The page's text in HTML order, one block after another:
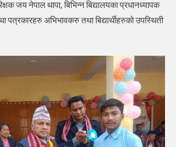
जय नेपाल थापा, बिभिन्न बिद्यालयका प्रधानध्यापक
पत्रकारहरु अभिभावकरु तथा बिद्यार्थीहरुको उपस्थिती